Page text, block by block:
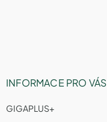
INFORMACE PRO VÁS
GIGAPLUS+